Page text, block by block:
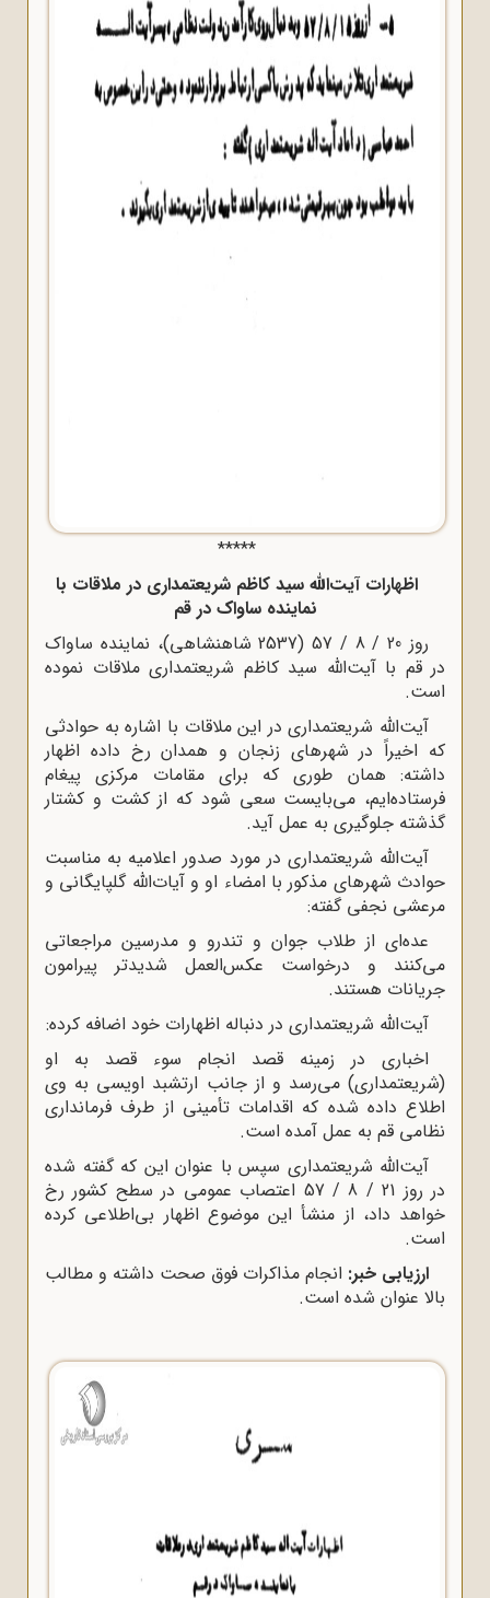
*****
اظهارات آیت‌الله سید کاظم شریعتمدارى در ملاقات با
نماینده ساواک در قم
روز 20 / 8 / 57 (2537 شاهنشاهى)، نماینده ساواک
در قم با آیت‌الله سید کاظم شریعتمدارى ملاقات نموده
است.
آیت‌الله شریعتمدارى در این ملاقات با اشاره به حوادثى
که اخیراً در شهرهاى زنجان و همدان رخ داده اظهار
داشته: همان طوری که براى مقامات مرکزى پیغام
فرستاده‌ایم، می‌بایست سعى شود که از کشت و کشتار
گذشته جلوگیرى به عمل آید.
آیت‌الله شریعتمدارى در مورد صدور اعلامیه به مناسبت
حوادث شهرهاى مذکور با امضاء او و آیات‌الله گلپایگانى و
مرعشى نجفى گفته:
عده‌اى از طلاب جوان و تندرو و مدرسین مراجعاتى
می‌کنند و درخواست عکس‌العمل شدیدتر پیرامون
جریانات هستند.
آیت‌الله شریعتمدارى در دنباله اظهارات خود اضافه کرده:
اخبارى در زمینه قصد انجام سوء قصد به او
(شریعتمدارى) می‌رسد و از جانب ارتشبد اویسى به وى
اطلاع داده شده که اقدامات تأمینى از طرف فرماندارى
نظامى قم به عمل آمده است.
آیت‌الله شریعتمدارى سپس با عنوان این که گفته شده
در روز 21 / 8 / 57 اعتصاب عمومى در سطح کشور رخ
خواهد داد، از منشأ این موضوع اظهار بى‌اطلاعى کرده
است.
ارزیابى خبر: انجام مذاکرات فوق صحت داشته و مطالب
بالا عنوان شده است.